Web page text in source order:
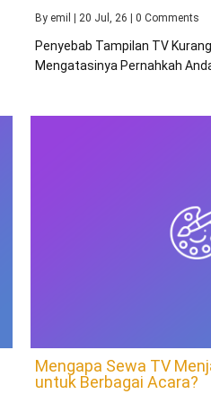
By emil 20 Jul, 26 0 Comments
Penyebab Tampilan TV
Mengatasinya Pernahkah
Mengapa Sewa TV
untuk Berbagai Acara?